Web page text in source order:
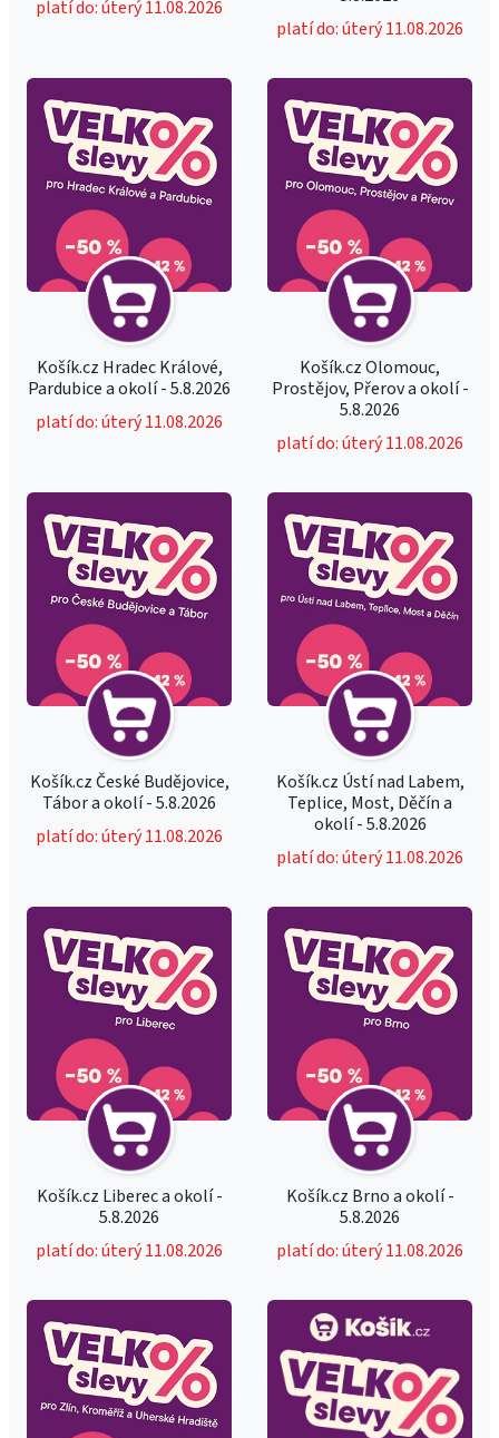
platí do: úterý 11.08.2026
platí do: úterý 11.08.2026
Košík.cz Hradec Králové,
Pardubice a okolí - 5.8.2026
platí do: úterý 11.08.2026
Košík.cz Olomouc,
Prostějov, Přerov a okolí -
5.8.2026
platí do: úterý 11.08.2026
Košík.cz České Budějovice,
Tábor a okolí - 5.8.2026
platí do: úterý 11.08.2026
Košík.cz Ústí nad Labem,
Teplice, Most, Děčín a
okolí - 5.8.2026
platí do: úterý 11.08.2026
Košík.cz Liberec a okolí -
5.8.2026
platí do: úterý 11.08.2026
Košík.cz Brno a okolí -
5.8.2026
platí do: úterý 11.08.2026